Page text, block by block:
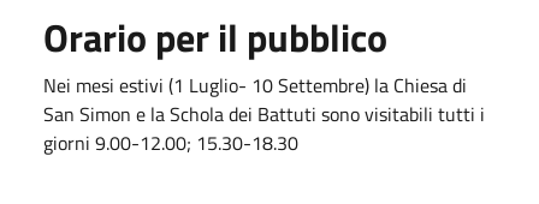
Orario per il pubblico
Nei mesi estivi (1 Luglio- 10 Settembre) la Chiesa di
San Simon e la Schola dei Battuti sono visitabili tutti i
giorni 9.00-12.00; 15.30-18.30